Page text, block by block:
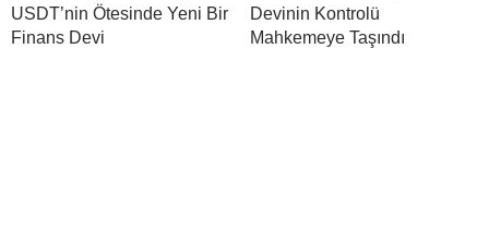
USDT’nin Ötesinde Yeni Bir
Finans Devi
Devinin Kontrolü
Mahkemeye Taşındı